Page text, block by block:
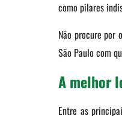
como pilares
Não procure por
São Paulo com
A melhor
Entre as